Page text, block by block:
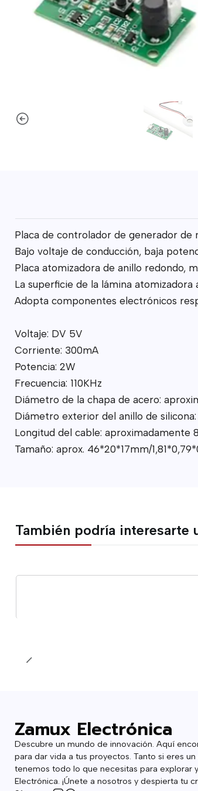
Placa de controlador de generador de
Bajo voltaje de conducción, baja
Placa atomizadora de anillo redondo,
La superficie de la lámina
Adopta componentes electrónicos
Voltaje: DV 5V
Corriente: 300mA
Potencia: 2W
Frecuencia: 110KHz
Diámetro de la chapa de acero:
Diámetro exterior del anillo de
Longitud del cable: aproximadamente
Tamaño: aprox. 46*20*17mm/
También podría interesarte
Zamux Electrónica
Descubre un mundo de innovación. Aquí
para dar vida a tus proyectos. Tanto si eres
tenemos todo lo que necesitas para explorar
Electrónica. ¡Únete a nosotros y despierta tu